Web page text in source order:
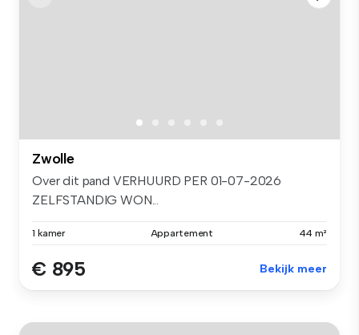
Zwolle
Over dit pand VERHUURD PER 01-07-2026
ZELFSTANDIG WON...
1 kamer Appartement 44 m²
€ 895 Bekijk meer